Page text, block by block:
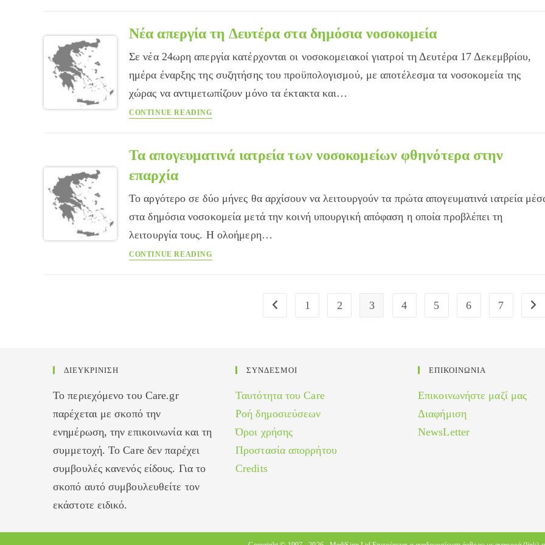
μόνη
λύση
Νέα απεργία τη Δευτέρα στα δημόσια νοσοκομεία
Σε νέα 24ωρη απεργία κατέρχονται οι νοσοκομειακοί γιατροί τη Δευτέρα 17 Δεκεμβρίου,
ημέρα έναρξης της συζητήσης του προϋπολογισμού, με αποτέλεσμα τα νοσοκομεία της
χώρας να αντιμετωπίζουν μόνο τα έκτακτα και…
CONTINUE READING
Δευτέρα
νοσοκομεία
Τα απογευματινά ιατρεία των νοσοκομείων φθηνότερα στην
επαρχία
Το αργότερο σε δύο μήνες θα αρχίσουν να λειτουργούν τα πρώτα απογευματινά ιατρεία
στα δημόσια νοσοκομεία μετά την κοινή υπουργική απόφαση η οποία προβλέπει τη
λειτουργία τους. Η ολοήμερη…
CONTINUE READING
Go to the previous page
1 2 3 4 5 6 7 Go
ΔΙΕΥΚΡΙΝΙΣΗ
Το περιεχόμενο του Care.gr
παρέχεται με σκοπό την
ενημέρωση, την επικοινωνία και τη
συμμετοχή. Το Care δεν παρέχει
συμβουλές κανενός είδους. Για το
σκοπό αυτό συμβουλευθείτε τον
εκάστοτε ειδικό.
ΣΥΝΔΕΣΜΟΙ
Ταυτότητα του Care
Ροή δημοσιεύσεων
Όροι χρήσης
Προστασία απορρήτου
Credits
ΕΠΙΚΟΙΝΩΝΙΑ
Επικοινωνήστε μαζί μας
Διαφήμιση
NewsLetter